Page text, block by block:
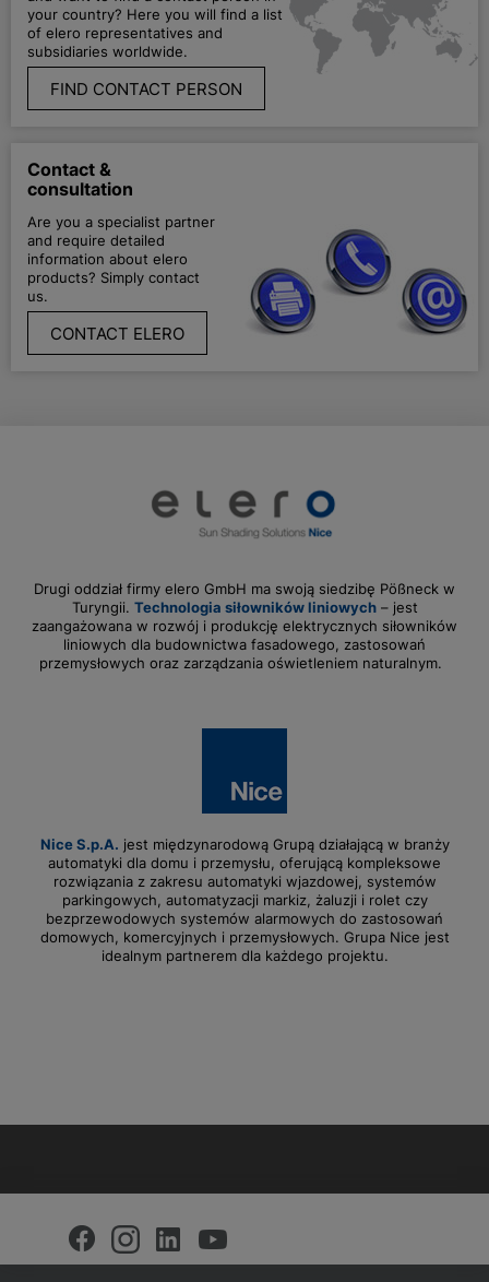
your country? Here you will find a list
of elero representatives and
subsidiaries worldwide.
FIND CONTACT PERSON
Contact &
consultation
Are you a specialist partner
and require detailed
information about elero
products? Simply contact
us.
CONTACT ELERO
Drugi oddział firmy elero GmbH ma swoją siedzibę Pößneck w
Turyngii. Technologia siłowników liniowych– jest
zaangażowana w rozwój i produkcję elektrycznych siłowników
liniowych dla budownictwa fasadowego, zastosowań
przemysłowych oraz zarządzania oświetleniem naturalnym.
Nice S.p.A. jest międzynarodową Grupą działającą w branży
automatyki dla domu i przemysłu, oferującą kompleksowe
rozwiązania z zakresu automatyki wjazdowej, systemów
parkingowych, automatyzacji markiz, żaluzji i rolet czy
bezprzewodowych systemów alarmowych do zastosowań
domowych, komercyjnych i przemysłowych. Grupa Nice jest
idealnym partnerem dla każdego projektu.